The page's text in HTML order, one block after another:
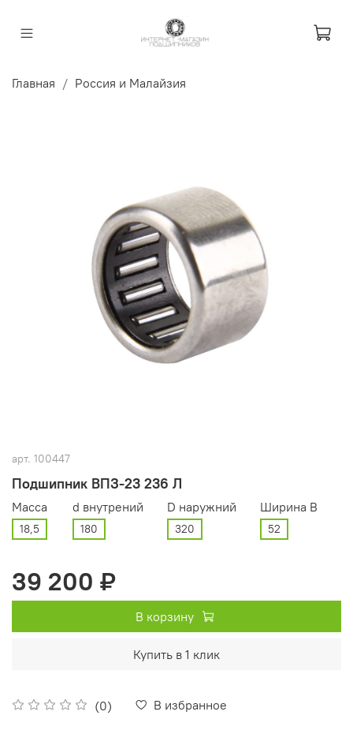
Главная Россия и Малайзия
арт. 100447
Подшипник ВПЗ-23 236 Л
(0) В избранное
Масса
18,5
d внутрений
180
D наружний
320
Ширина В
52
39 200 ₽
В корзину
Купить в 1 клик